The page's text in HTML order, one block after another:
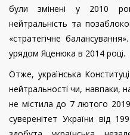
були змінені у 2010
нейтральність та
«стратегічне
урядом Яценюка в 2014 році.
Отже, українська
нейтральності чи, навпаки,
не містила до 7 лютого
суверенітет України від